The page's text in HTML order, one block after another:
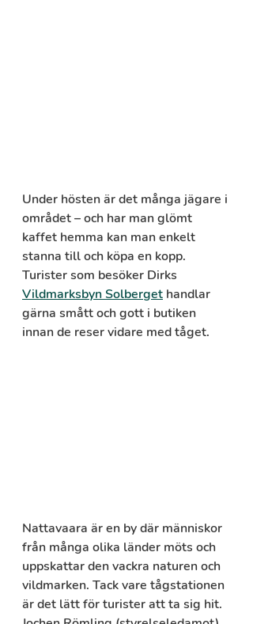
Under hösten är det många jägare i
området – och har man glömt
kaffet hemma kan man enkelt
stanna till och köpa en kopp.
Turister som besöker Dirks
Vildmarksbyn Solberget handlar
gärna smått och gott i butiken
innan de reser vidare med tåget.
Nattavaara är en by där människor
från många olika länder möts och
uppskattar den vackra naturen och
vildmarken. Tack vare tågstationen
är det lätt för turister att ta sig hit.